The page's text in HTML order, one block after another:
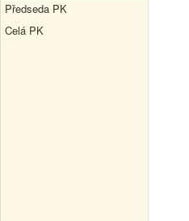
Předseda PK
Celá PK